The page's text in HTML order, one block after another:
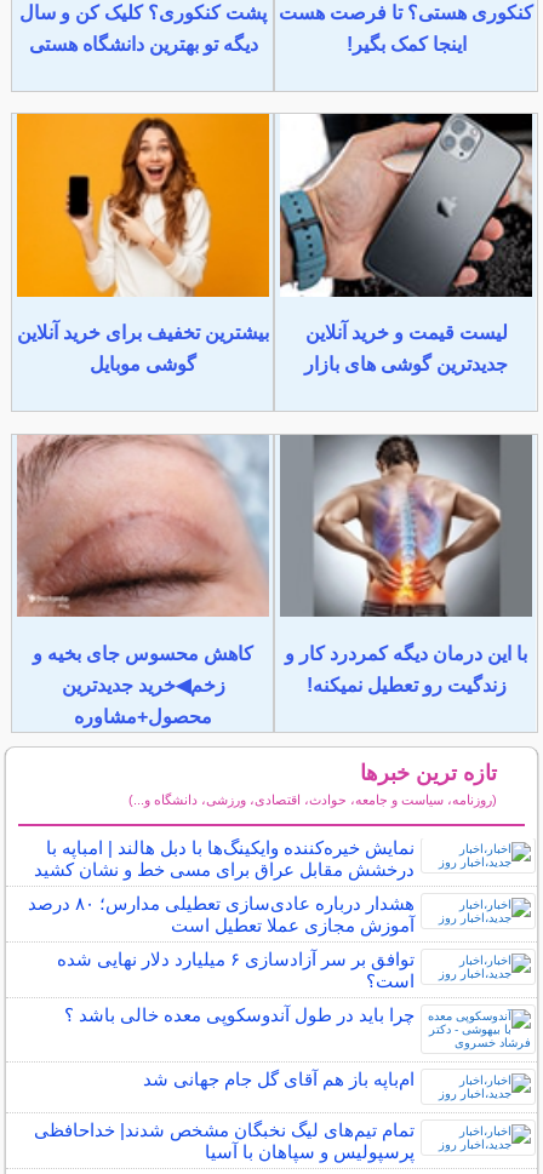
کنکوری هستی؟ تا فرصت هست
اینجا کمک بگیر!
پشت کنکوری؟ کلیک کن و سال
دیگه تو بهترین دانشگاه هستی
لیست قیمت و خرید آنلاین
جدیدترین گوشی های بازار
بیشترین تخفیف برای خرید آنلاین
گوشی موبایل
با این درمان دیگه کمردرد کار و
زندگیت رو تعطیل نمیکنه!
کاهش محسوس جای بخیه و
زخم◀خرید جدیدترین
محصول+مشاوره
تازه ترین خبرها
(روزنامه، سیاست و جامعه، حوادث، اقتصادی، ورزشی، دانشگاه و...)
نمایش خیره‌کننده وایکینگ‌ها با دبل هالند | امباپه با
درخشش مقابل عراق برای مسی خط و نشان کشید
هشدار درباره عادی‌سازی تعطیلی مدارس؛ ۸۰ درصد
آموزش مجازی عملا تعطیل است
توافق بر سر آزادسازی ۶ میلیارد دلار نهایی شده
است؟
چرا باید در طول آندوسکوپی معده خالی باشد ؟
ام‌باپه باز هم آقای گل جام جهانی شد
تمام تیم‌های لیگ نخبگان مشخص شدند| خداحافظی
پرسپولیس و سپاهان با آسیا